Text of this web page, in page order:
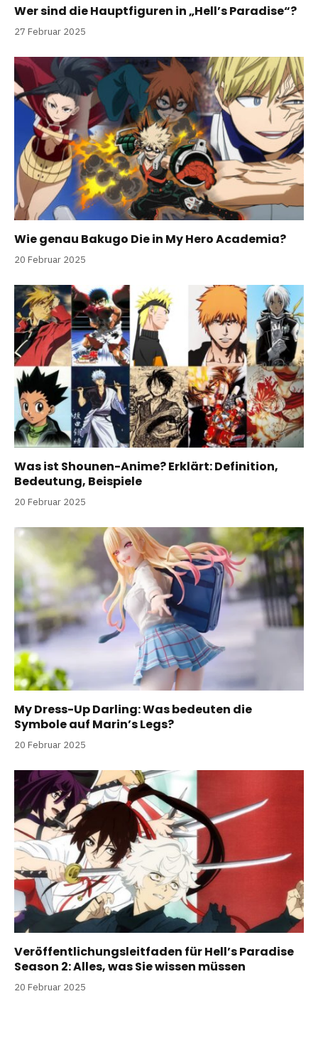
Wer sind die Hauptfiguren in „Hell’s Paradise“?
27 Februar 2025
Wie genau Bakugo Die in My Hero Academia?
20 Februar 2025
Was ist Shounen-Anime? Erklärt: Definition,
Bedeutung, Beispiele
20 Februar 2025
My Dress-Up Darling: Was bedeuten die
Symbole auf Marin’s Legs?
20 Februar 2025
Veröffentlichungsleitfaden für Hell’s Paradise
Season 2: Alles, was Sie wissen müssen
20 Februar 2025